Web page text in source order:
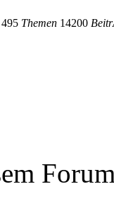
495 Themen 14200